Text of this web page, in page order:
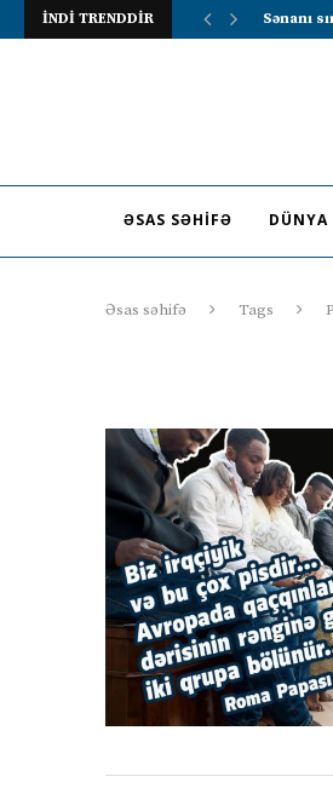
İNDİ TRENDDİR Sənanı
ƏSAS SƏHIFƏ DÜNYA
Əsas səhifə Tags